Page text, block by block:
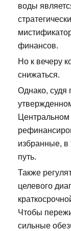
воды
финансов.
Но к вечеру
снижаться.
Однако, судя
избранные, в
путь.
Также
целевого
Чтобы
сильные